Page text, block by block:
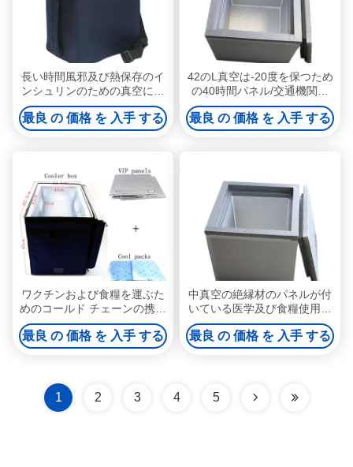
長い時間風邪及び熱保存のイ
ンシュリンのための真空によ
って絶縁される氷涼しい箱
最良 の 価格 を 入手 する
42のL真空は-20度を保つため
の40時間パネル/交通機関に
よって絶縁された箱を絶縁し
ました
最良 の 価格 を 入手 する
ワクチンおよび食糧を運ぶた
めのコールド チェーンの携帯
用医学の真空によって絶縁さ
れるパネル
最良 の 価格 を 入手 する
中真空の絶縁材のパネルが付
いている医学及び食糧使用強
く堅い絶縁されたより涼しい
箱
最良 の 価格 を 入手 する
1 2 3 4 5